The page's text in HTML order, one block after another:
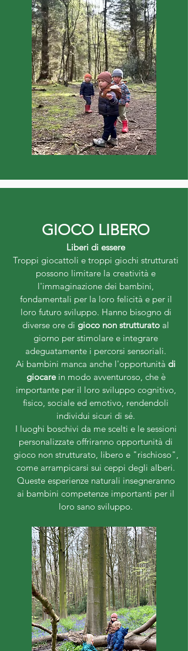
GIOCO LIBERO
Liberi di essere
Troppi giocattoli e troppi giochi strutturati
possono limitare la creatività e
l'immaginazione dei bambini,
fondamentali per la loro felicità e per il
loro futuro sviluppo. Hanno bisogno di
diverse ore di gioco non strutturato al
giorno per stimolare e integrare
adeguatamente i percorsi sensoriali.
Ai bambini manca anche l'opportunità di
giocarein modo avventuroso, che è
importante per il loro sviluppo cognitivo,
fisico, sociale ed emotivo, rendendoli
individui sicuri di sé.
I luoghi boschivi da me scelti e le sessioni
personalizzate offriranno opportunità di
gioco non strutturato, libero e "rischioso",
come arrampicarsi sui ceppi degli alberi.
Queste esperienze naturali insegneranno
ai bambini competenze importanti per il
loro sano sviluppo.